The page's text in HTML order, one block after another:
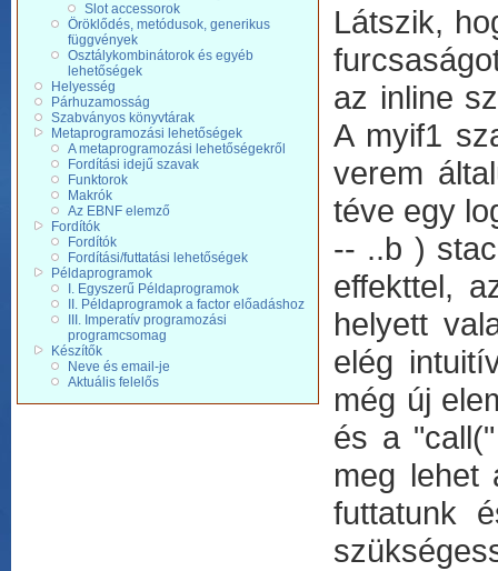
Slot accessorok
Öröklődés, metódusok, generikus
függvények
Osztálykombinátorok és egyéb
lehetőségek
Helyesség
Párhuzamosság
Szabványos könyvtárak
Metaprogramozási lehetőségek
A metaprogramozási lehetőségekről
Fordítási idejű szavak
Funktorok
Makrók
Az EBNF elemző
Fordítók
Fordítók
Fordítási/futtatási lehetőségek
Példaprogramok
I. Egyszerű Példaprogramok
II. Példaprogramok a factor előadáshoz
III. Imperatív programozási
programcsomag
Készítők
Neve és email-je
Aktuális felelős
Látszik,
az inline
A myif1
verem
téve egy
-- ..b )
effekttel,
helyett
elég
még új
és a
meg lehet
futtatunk